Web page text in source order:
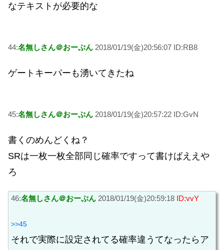
なテキストが必要的な
44:名無しさん＠おーぷん 2018/01/19(金)20:56:07 ID:RB8
ゲートキーパーも湧いてきたね
45:名無しさん＠おーぷん 2018/01/19(金)20:57:22 ID:GvN
書くのめんどくね？
SRは一枚一枚全部同じ確率ですって書けばええや
ろ
46:名無しさん＠おーぷん 2018/01/19(金)20:59:18 ID:vvY
>>45
それで実際に設定されてる確率違うてなったらア